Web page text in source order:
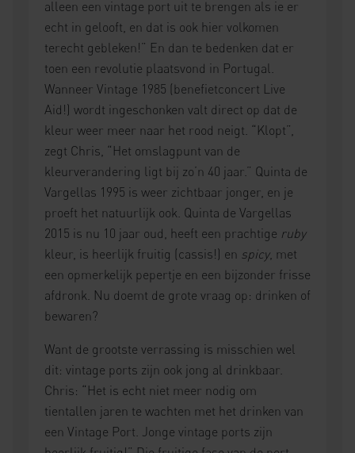
alleen een vintage port uit te brengen als ie er
echt in gelooft, en dat is ook hier volkomen
terecht gebleken!” En dan te bedenken dat er
toen een revolutie plaatsvond in Portugal.
Wanneer Vintage 1985 (benefietconcert Live
Aid!) wordt ingeschonken valt direct op dat de
kleur weer meer naar het rood neigt. “Klopt”,
zegt Chris, “Het omslagpunt van de
kleurverandering ligt bij zo’n 40 jaar.” Quinta de
Vargellas 1995 is weer zichtbaar jonger, en je
proeft het natuurlijk ook. Quinta de Vargellas
2015 is nu 10 jaar oud, heeft een prachtige ruby
kleur, is heerlijk fruitig (cassis!) en spicy, met
een opmerkelijk pepertje en een bijzonder frisse
afdronk. Nu doemt de grote vraag op: drinken of
bewaren?
Want de grootste verrassing is misschien wel
dit: vintage ports zijn ook jong al drinkbaar.
Chris: “Het is echt niet meer nodig om
tientallen jaren te wachten met het drinken van
een Vintage Port. Jonge vintage ports zijn